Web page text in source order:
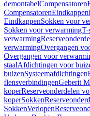
demontabelCompensatoren
CompensatorenEindkappen
EindkappenSokken voor
Sokken voor verwarmingT-
verwarming
verwarmingOvergangen
Overgangen voor
staalAfdichtingen voor
buizenSysteemafdichtingen
flensverbindingenGeberit
koperReserveonderdelen
koperSokken
SokkenVerlopen